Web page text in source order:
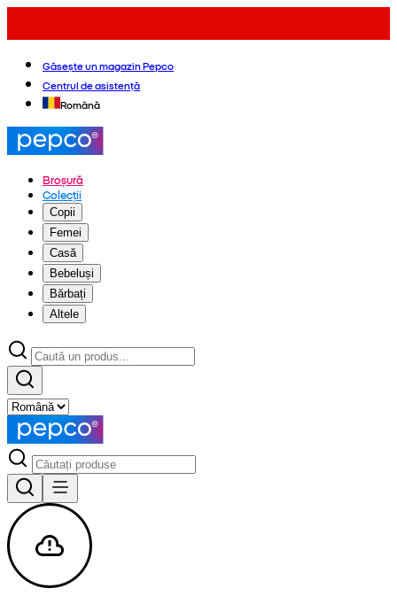
Găsește un magazin Pepco
Centrul de asistență
Română
Broșură
Colecții
Copii
Femei
Casă
Bebeluși
Bărbați
Altele